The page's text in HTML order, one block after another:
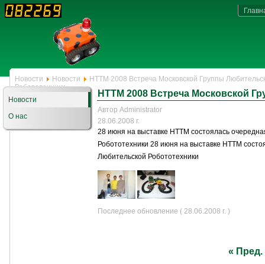
Новости Новости
НТТМ 2008 Встреча Московской Группы
Робототехники
Новости
О нас
НТТМ 2008 Встреча Московской
Автор Administrator
28.06.2008 г.
28 июня на выставке НТТМ состоялась
Робототехники 28 июня на выставке НТТМ
Любительской Робототехники
Последнее обновление ( 28.06.2008 г. )
« Пред.